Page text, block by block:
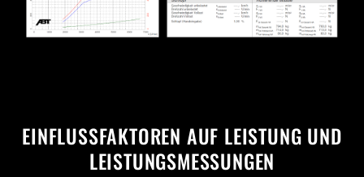
EINFLUSSFAKTOREN AUF LEISTUNG UND
LEISTUNGSMESSUNGEN